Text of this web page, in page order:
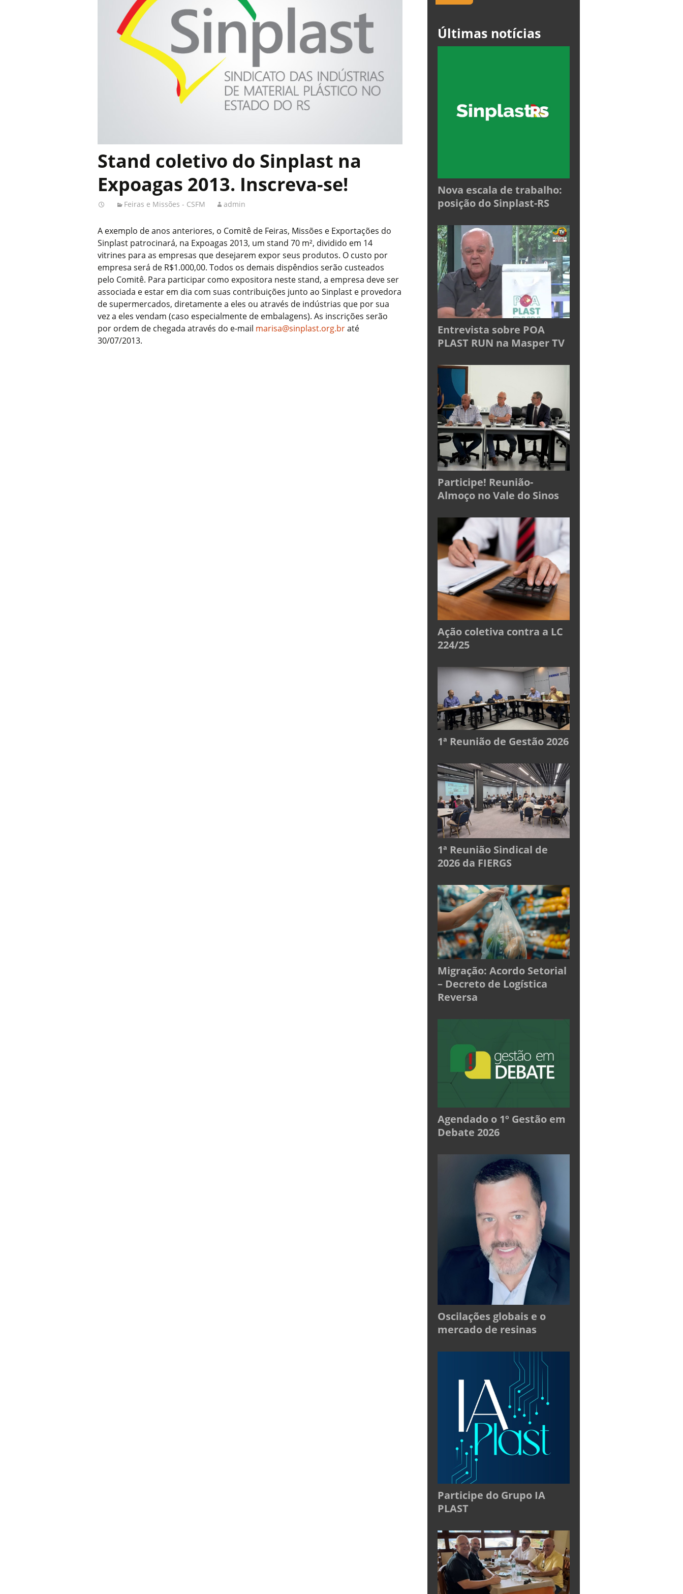
Stand coletivo do Sinplast na
Expoagas 2013. Inscreva-se!
Feiras e Missões - CSFM admin
A exemplo de anos anteriores, o Comitê de Feiras, Missões e Exportações do
Sinplast patrocinará, na Expoagas 2013, um stand 70 m², dividido em 14
vitrines para as empresas que desejarem expor seus produtos. O custo por
empresa será de R$1.000,00. Todos os demais dispêndios serão custeados
pelo Comitê. Para participar como expositora neste stand, a empresa deve ser
associada e estar em dia com suas contribuições junto ao Sinplast e provedora
de supermercados, diretamente a eles ou através de indústrias que por sua
vez a eles vendam (caso especialmente de embalagens). As inscrições serão
por ordem de chegada através do e-mail marisa@sinplast.org.braté
30/07/2013.
Últimas notícias
Nova escala de trabalho:
posição do Sinplast-RS
Entrevista sobre POA
PLAST RUN na Masper TV
Participe! Reunião-
Almoço no Vale do Sinos
Ação coletiva contra a LC
224/25
1ª Reunião de Gestão 2026
1ª Reunião Sindical de
2026 da FIERGS
Migração: Acordo Setorial
– Decreto de Logística
Reversa
Agendado o 1º Gestão em
Debate 2026
Oscilações globais e o
mercado de resinas
Participe do Grupo IA
PLAST